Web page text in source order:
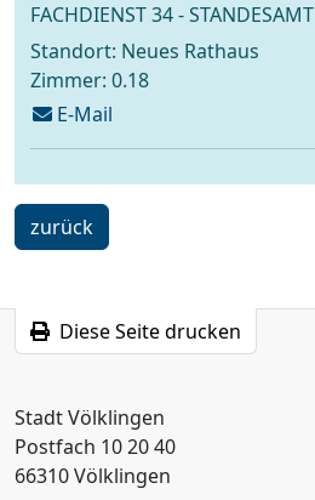
FACHDIENST 34 - STANDESAMT
Standort: Neues Rathaus
Zimmer: 0.18
E-Mailschreiben
an
ein
Schritt
zurück
Diese Seite drucken
Stadt Völklingen
Postfach 10 20 40
66310 Völklingen